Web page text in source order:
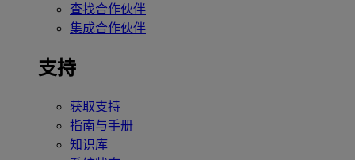
查找合作伙伴
集成合作伙伴
支持
获取支持
指南与手册
知识库